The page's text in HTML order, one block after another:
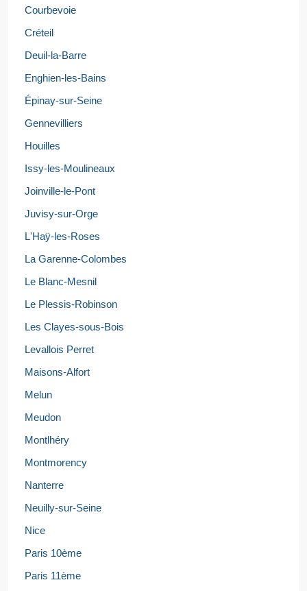
Courbevoie
Créteil
Deuil-la-Barre
Enghien-les-Bains
Épinay-sur-Seine
Gennevilliers
Houilles
Issy-les-Moulineaux
Joinville-le-Pont
Juvisy-sur-Orge
L'Haÿ-les-Roses
La Garenne-Colombes
Le Blanc-Mesnil
Le Plessis-Robinson
Les Clayes-sous-Bois
Levallois Perret
Maisons-Alfort
Melun
Meudon
Montlhéry
Montmorency
Nanterre
Neuilly-sur-Seine
Nice
Paris 10ème
Paris 11ème